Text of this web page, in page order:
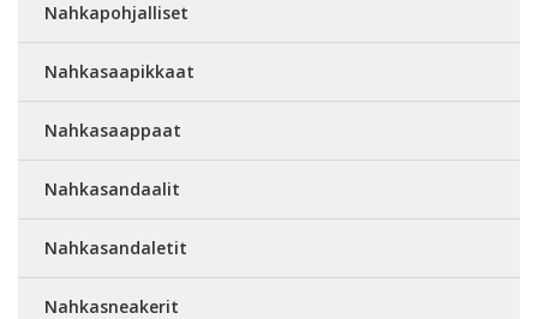
Nahkapohjalliset
Nahkasaapikkaat
Nahkasaappaat
Nahkasandaalit
Nahkasandaletit
Nahkasneakerit